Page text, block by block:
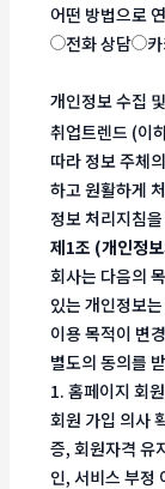
어떤 방법으로
전화 상담
개인정보 수집
취업트렌드 (이
따라 정보 주체
하고 원활하게
정보 처리지침
제1조 (개인정
회사는 다음의
있는 개인정보
이용 목적이 변
별도의 동의를
1. 홈페이지 회
회원 가입 의사
증, 회원자격 유
인, 서비스 부정